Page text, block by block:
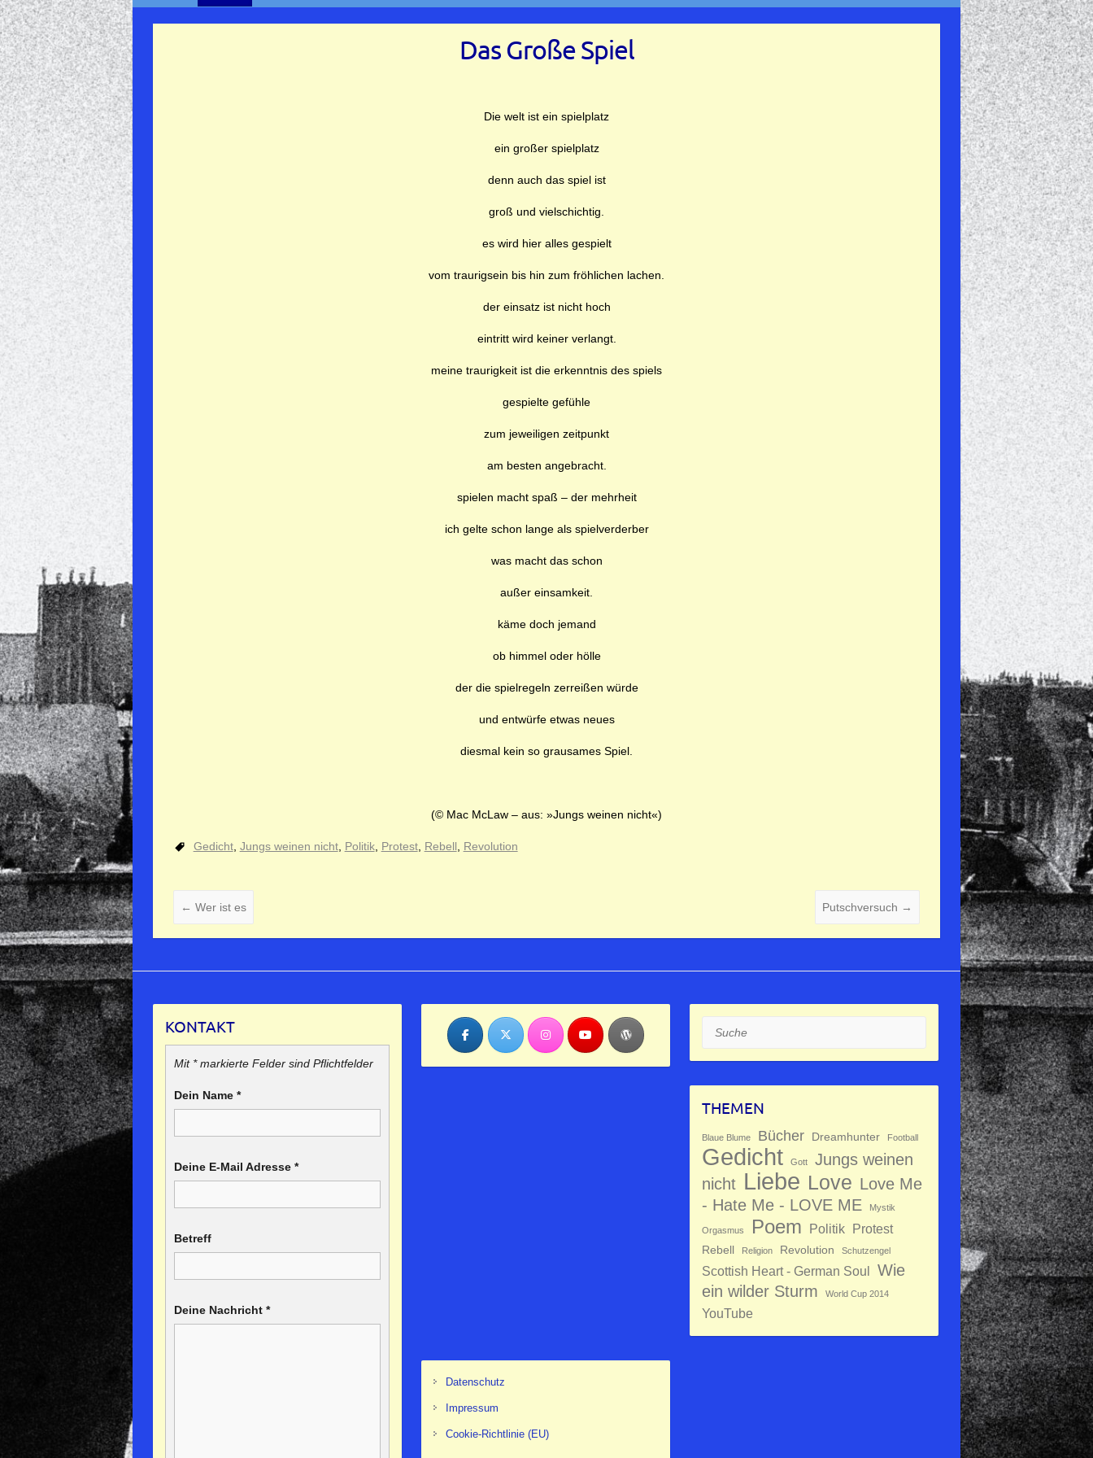
Das Große Spiel
Die welt ist ein spielplatz
ein großer spielplatz
denn auch das spiel ist
groß und vielschichtig.
es wird hier alles gespielt
vom traurigsein bis hin zum fröhlichen lachen.
der einsatz ist nicht hoch
eintritt wird keiner verlangt.
meine traurigkeit ist die erkenntnis des spiels
gespielte gefühle
zum jeweiligen zeitpunkt
am besten angebracht.
spielen macht spaß – der mehrheit
ich gelte schon lange als spielverderber
was macht das schon
außer einsamkeit.
käme doch jemand
ob himmel oder hölle
der die spielregeln zerreißen würde
und entwürfe etwas neues
diesmal kein so grausames Spiel.
(© Mac McLaw – aus: »Jungs weinen nicht«)
Gedicht, Jungs weinen nicht, Politik, Protest, Rebell, Revolution
← Wer ist es Putschversuch →
KONTAKT
Mit * markierte Felder sind Pflichtfelder
Dein Name*
Deine E-Mail Adresse*
Betreff
Deine Nachricht*
Suche
THEMEN
Blaue Blume Bücher Dreamhunter Football
Gedicht Gott
Jungs weinen
nicht Liebe Love Love Me
- Hate Me - LOVE ME
Mystik
Orgasmus Poem Politik Protest
Rebell Religion Revolution Schutzengel
Scottish Heart - German Soul Wie
ein wilder Sturm
World Cup 2014
YouTube
Datenschutz
Impressum
Cookie-Richtlinie (EU)